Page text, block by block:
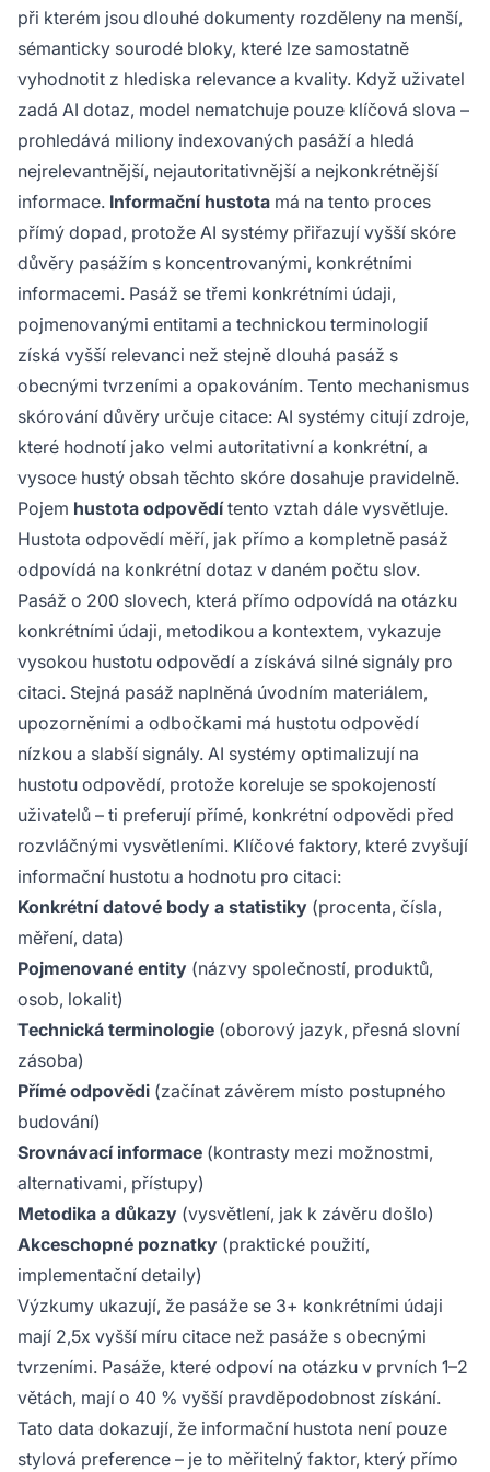
při kterém jsou dlouhé dokumenty rozděleny na menší,
sémanticky sourodé bloky, které lze samostatně
vyhodnotit z hlediska relevance a kvality. Když uživatel
zadá AI dotaz, model nematchuje pouze klíčová slova –
prohledává miliony indexovaných pasáží a hledá
nejrelevantnější, nejautoritativnější a nejkonkrétnější
informace. Informační hustota má na tento proces
přímý dopad, protože AI systémy přiřazují vyšší skóre
důvěry pasážím s koncentrovanými, konkrétními
informacemi. Pasáž se třemi konkrétními údaji,
pojmenovanými entitami a technickou terminologií
získá vyšší relevanci než stejně dlouhá pasáž s
obecnými tvrzeními a opakováním. Tento mechanismus
skórování důvěry určuje citace: AI systémy citují zdroje,
které hodnotí jako velmi autoritativní a konkrétní, a
vysoce hustý obsah těchto skóre dosahuje pravidelně.
Pojem hustota odpovědítento vztah dále vysvětluje.
Hustota odpovědí měří, jak přímo a kompletně pasáž
odpovídá na konkrétní dotaz v daném počtu slov.
Pasáž o 200 slovech, která přímo odpovídá na otázku
konkrétními údaji, metodikou a kontextem, vykazuje
vysokou hustotu odpovědí a získává silné signály pro
citaci. Stejná pasáž naplněná úvodním materiálem,
upozorněními a odbočkami má hustotu odpovědí
nízkou a slabší signály. AI systémy optimalizují na
hustotu odpovědí, protože koreluje se spokojeností
uživatelů – ti preferují přímé, konkrétní odpovědi před
rozvláčnými vysvětleními. Klíčové faktory, které zvyšují
informační hustotu a hodnotu pro citaci:
Konkrétní datové body a statistiky (procenta, čísla,
měření, data)
Pojmenované entity (názvy společností, produktů,
osob, lokalit)
Technická terminologie (oborový jazyk, přesná slovní
zásoba)
Přímé odpovědi (začínat závěrem místo postupného
budování)
Srovnávací informace (kontrasty mezi možnostmi,
alternativami, přístupy)
Metodika a důkazy (vysvětlení, jak k závěru došlo)
Akceschopné poznatky (praktické použití,
implementační detaily)
Výzkumy ukazují, že pasáže se 3+ konkrétními údaji
mají 2,5x vyšší míru citace než pasáže s obecnými
tvrzeními. Pasáže, které odpoví na otázku v prvních 1–2
větách, mají o 40 % vyšší pravděpodobnost získání.
Tato data dokazují, že informační hustota není pouze
stylová preference – je to měřitelný faktor, který přímo